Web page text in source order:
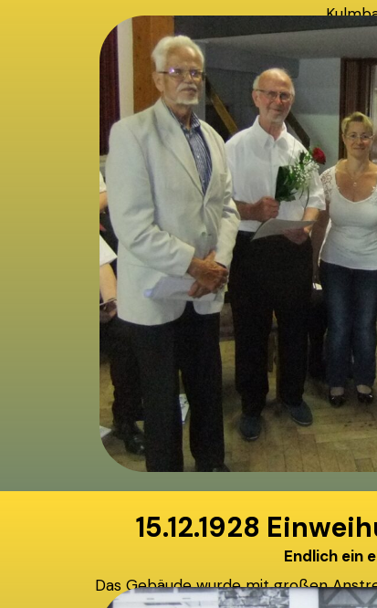
15.12.1928
Endlich ein
Das Gebäude wurde mit großen